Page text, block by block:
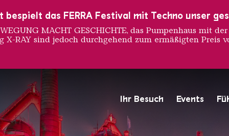
Ihr Besuch Events
Hochofengruppe in Rot
Copyright:
bespielt das FERRA Festival mit Techno unser
MACHT GESCHICHTE, das Pumpenhaus mit
RAY sind jedoch durchgehend zum ermäßigten Preis